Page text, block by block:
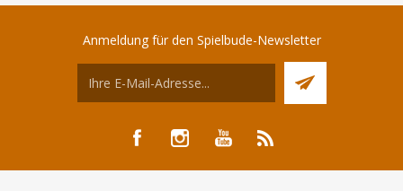
Anmeldung für den Spielbude-Newsletter